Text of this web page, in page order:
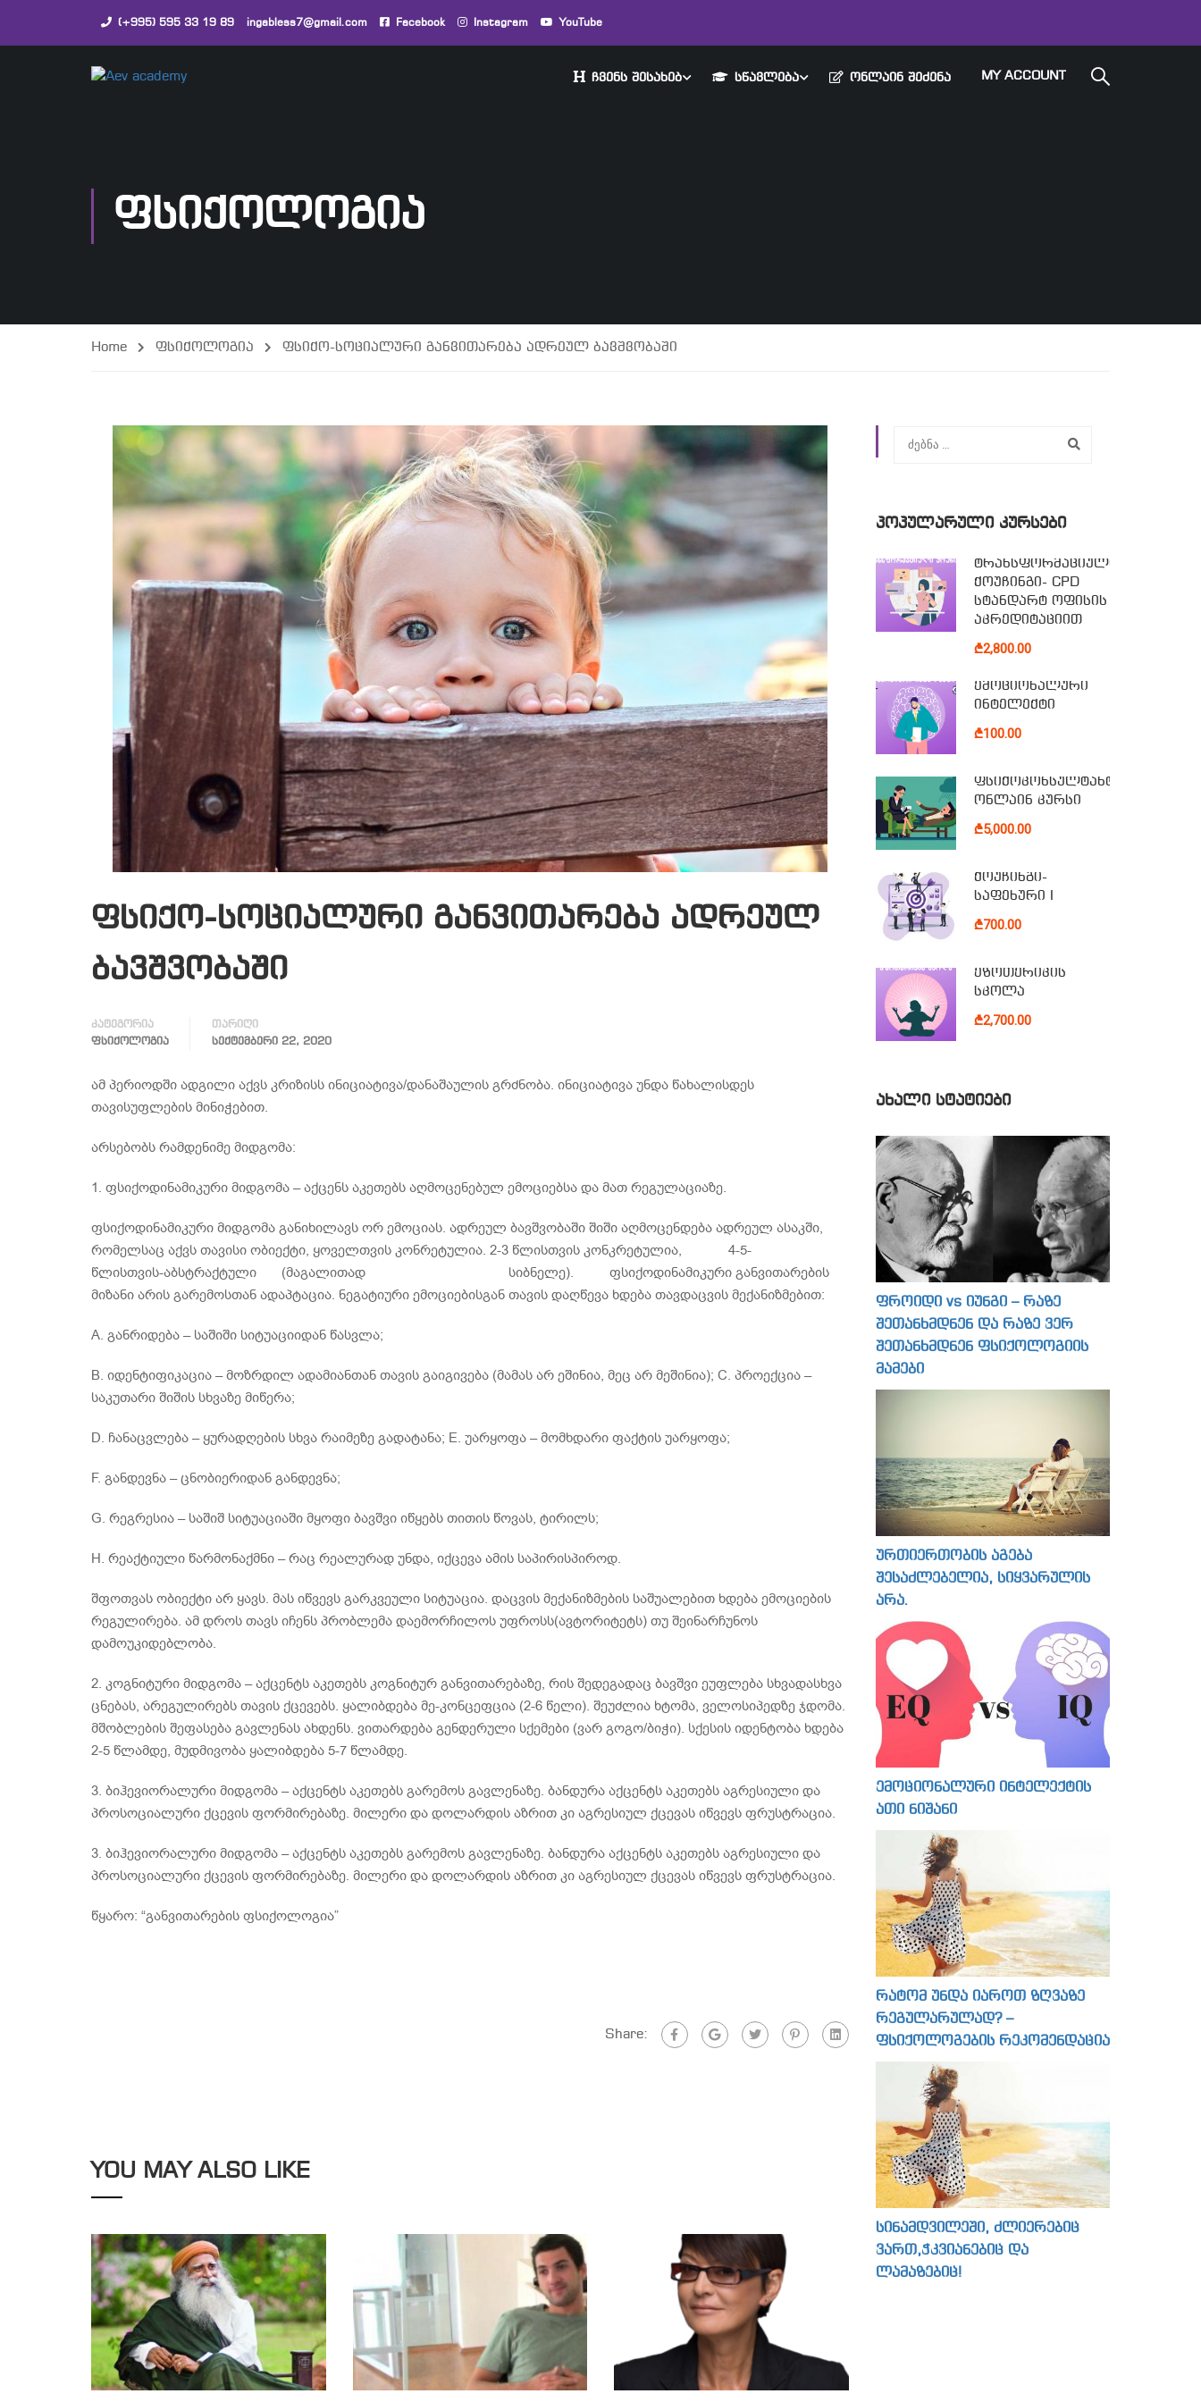
(+995) 595 33 19 89 ingabless7@gmail.com Facebook Instagram YouTube
ᲩᲕᲔᲜᲡ ᲨᲔᲡᲐᲮᲔᲑ ᲡᲬᲐᲕᲚᲔᲑᲐ ᲝᲜᲚᲐᲘᲜ ᲨᲔᲫᲔᲜᲐ MY ACCOUNT
ᲤᲡᲘᲥᲝᲚᲝᲒᲘᲐ
Home ფსიქოლოგია ფსიქო-სოციალური განვითარება ადრეულ ბავშვობაში
ფსიქო-სოციალური განვითარება ადრეულ
ბავშვობაში
კატეგორია
ᲤᲡᲘᲥᲝᲚᲝᲒᲘᲐ
თარიღი
ᲡᲔᲥᲢᲔᲛᲑᲔᲠᲘ 22, 2020
ამ პერიოდში ადგილი აქვს კრიზისს ინიციატივა/დანაშაულის გრძნობა. ინიციატივა უნდა წახალისდეს
თავისუფლების მინიჭებით.
არსებობს რამდენიმე მიდგომა:
1. ფსიქოდინამიკური მიდგომა – აქცენს აკეთებს აღმოცენებულ ემოციებსა და მათ რეგულაციაზე.
ფსიქოდინამიკური მიდგომა განიხილავს ორ ემოციას. ადრეულ ბავშვობაში შიში აღმოცენდება ადრეულ ასაკში,
რომელსაც აქვს თავისი ობიექტი, ყოველთვის კონრეტულია. 2-3 წლისთვის კონკრეტულია, 4-5-
წლისთვის-აბსტრაქტული (მაგალითად სიბნელე). ფსიქოდინამიკური განვითარების
მიზანი არის გარემოსთან ადაპტაცია. ნეგატიური ემოციებისგან თავის დაღწევა ხდება თავდაცვის მექანიზმებით:
A. განრიდება – საშიში სიტუაციიდან წასვლა;
B. იდენტიფიკაცია – მოზრდილ ადამიანთან თავის გაიგივება (მამას არ ეშინია, მეც არ მეშინია); C. პროექცია –
საკუთარი შიშის სხვაზე მიწერა;
D. ჩანაცვლება – ყურადღების სხვა რაიმეზე გადატანა; E. უარყოფა – მომხდარი ფაქტის უარყოფა;
F. განდევნა – ცნობიერიდან განდევნა;
G. რეგრესია – საშიშ სიტუაციაში მყოფი ბავშვი იწყებს თითის წოვას, ტირილს;
H. რეაქტიული წარმონაქმნი – რაც რეალურად უნდა, იქცევა ამის საპირისპიროდ.
შფოთვას ობიექტი არ ყავს. მას იწვევს გარკვეული სიტუაცია. დაცვის მექანიზმების საშუალებით ხდება ემოციების
რეგულირება. ამ დროს თავს იჩენს პრობლემა დაემორჩილოს უფროსს(ავტორიტეტს) თუ შეინარჩუნოს
დამოუკიდებლობა.
2. კოგნიტური მიდგომა – აქცენტს აკეთებს კოგნიტურ განვითარებაზე, რის შედეგადაც ბავშვი ეუფლება სხვადასხვა
ცნებას, არეგულირებს თავის ქცევებს. ყალიბდება მე-კონცეფცია (2-6 წელი). შეუძლია ხტომა, ველოსიპედზე ჯდომა.
მშობლების შეფასება გავლენას ახდენს. ვითარდება გენდერული სქემები (ვარ გოგო/ბიჭი). სქესის იდენტობა ხდება
2-5 წლამდე, მუდმივობა ყალიბდება 5-7 წლამდე.
3. ბიჰევიორალური მიდგომა – აქცენტს აკეთებს გარემოს გავლენაზე. ბანდურა აქცენტს აკეთებს აგრესიული და
პროსოციალური ქცევის ფორმირებაზე. მილერი და დოლარდის აზრით კი აგრესიულ ქცევას იწვევს ფრუსტრაცია.
3. ბიჰევიორალური მიდგომა – აქცენტს აკეთებს გარემოს გავლენაზე. ბანდურა აქცენტს აკეთებს აგრესიული და
პროსოციალური ქცევის ფორმირებაზე. მილერი და დოლარდის აზრით კი აგრესიულ ქცევას იწვევს ფრუსტრაცია.
წყარო: “განვითარების ფსიქოლოგია”
Share:
YOU MAY ALSO LIKE
ᲞᲝᲞᲣᲚᲐᲠᲣᲚᲘ ᲙᲣᲠᲡᲔᲑᲘ
ტრანსფორმაციული
ქოუჩინგი- CPD
სტანდარტ ოფისის
აკრედიტაციით
₾2,800.00
ემოციონალური
ინტელექტი
₾100.00
ფსიქოკონსულტანტის
ონლაინ კურსი
₾5,000.00
ქოუჩინგი-
საფეხური I
₾700.00
ეზოთერიკის
სკოლა
₾2,700.00
ᲐᲮᲐᲚᲘ ᲡᲢᲐᲢᲘᲔᲑᲘ
ფროიდი vs იუნგი – რაზე
შეთანხმდნენ და რაზე ვერ
შეთანხმდნენ ფსიქოლოგიის
მამები
ურთიერთობის აგება
შესაძლებელია, სიყვარულის
არა.
ემოციონალური ინტელექტის
ათი ნიშანი
რატომ უნდა იაროთ ზღვაზე
რეგულარულად? –
ფსიქოლოგების რეკომენდაცია
სინამდვილეში, ძლიერებიც
ვართ,ჭკვიანებიც და
ლამაზებიც!